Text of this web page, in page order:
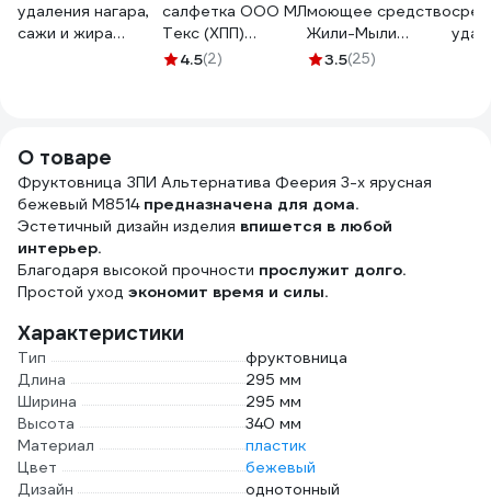
удаления нагара,
сажи и жира
салфетка ООО МЛ
Текс (ХПП)
80x100 см, серая,
4.5(2)
моющее средство
Жили-Мыли
"Локус" аромат
3.5(25)
О товаре
Фруктовница ЗПИ Альтернатива Феерия 3-х ярусная
бежевый М8514предназначена для дома.
Эстетичный дизайн изделия впишется в любой
интерьер.
Благодаря высокой прочности прослужит долго.
Простой уход экономит время и силы.
Характеристики
Тип
фруктовница
Длина
295 мм
Ширина
295 мм
Высота
340 мм
Материал
пластик
Цвет
бежевый
Дизайн
однотонный